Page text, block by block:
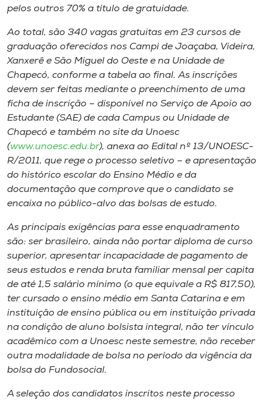
Unoesc
Store
Selecione
o idioma
A+
A-
pelos outros 70% a título de gratuidade.
Ao total, são 340 vagas gratuitas em 23 cursos de
graduação oferecidos nos Campi de Joaçaba, Videira,
Xanxerê e São Miguel do Oeste e na Unidade de
Chapecó, conforme a tabela ao final. As inscrições
devem ser feitas mediante o preenchimento de uma
ficha de inscrição – disponível no Serviço de Apoio ao
Estudante (SAE) de cada Campus ou Unidade de
Chapecó e também no site da Unoesc
(www.unoesc.edu.br), anexa ao Edital nº 13/UNOESC-
R/2011, que rege o processo seletivo – e apresentação
do histórico escolar do Ensino Médio e da
documentação que comprove que o candidato se
encaixa no público-alvo das bolsas de estudo.
As principais exigências para esse enquadramento
são: ser brasileiro, ainda não portar diploma de curso
superior, apresentar incapacidade de pagamento de
seus estudos e renda bruta familiar mensal per capita
de até 1,5 salário mínimo (o que equivale a R$ 817,50),
ter cursado o ensino médio em Santa Catarina e em
instituição de ensino pública ou em instituição privada
na condição de aluno bolsista integral, não ter vínculo
acadêmico com a Unoesc neste semestre, não receber
outra modalidade de bolsa no período da vigência da
bolsa do Fundosocial.
A seleção dos candidatos inscritos neste processo